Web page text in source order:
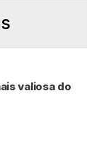
valiosa do